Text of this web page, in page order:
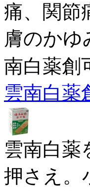
痛、関節
膚のかゆ
南白薬創
雲南白薬
雲南白薬
押さえ。